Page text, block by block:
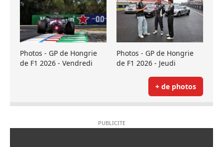
Photos - GP de Hongrie
de F1 2026 - Vendredi
Photos - GP de Hongrie
de F1 2026 - Jeudi
+ de photos